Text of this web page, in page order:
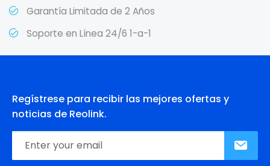
Garantía Limitada de 2 Años
Soporte en Línea 24/6 1-a-1
Regístrese para recibir las mejores ofertas y
noticias de Reolink.